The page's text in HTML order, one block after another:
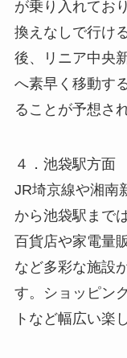
が乗り入れてお
換えなしで行け
後、リニア中央
へ素早く移動す
ることが予想さ
４．池袋駅方面
JR埼京線や湘南
から池袋駅まで
百貨店や家電量
など多彩な施設
す。ショッピン
トなど幅広い楽